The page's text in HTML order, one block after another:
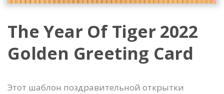
The Year Of Tiger 2022
Golden Greeting Card
Этот шаблон поздравительной открытки